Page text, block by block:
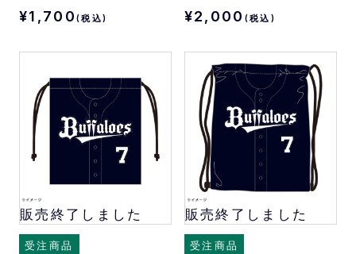
¥1,700 (税込) ¥2,000 (税込)
販売終了しました
受注商品
販売終了しました
受注商品